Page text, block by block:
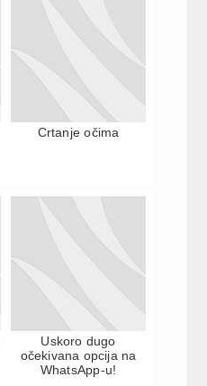
Crtanje očima
Uskoro dugo
očekivana opcija na
WhatsApp-u!